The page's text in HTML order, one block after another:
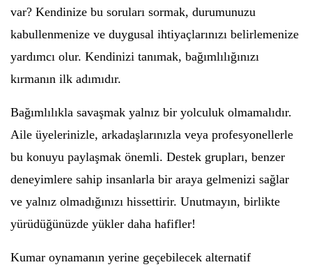
var? Kendinize bu soruları sormak, durumunuzu
kabullenmenize ve duygusal ihtiyaçlarınızı belirlemenize
yardımcı olur. Kendinizi tanımak, bağımlılığınızı
kırmanın ilk adımıdır.
Bağımlılıkla savaşmak yalnız bir yolculuk olmamalıdır.
Aile üyelerinizle, arkadaşlarınızla veya profesyonellerle
bu konuyu paylaşmak önemli. Destek grupları, benzer
deneyimlere sahip insanlarla bir araya gelmenizi sağlar
ve yalnız olmadığınızı hissettirir. Unutmayın, birlikte
yürüdüğünüzde yükler daha hafifler!
Kumar oynamanın yerine geçebilecek alternatif